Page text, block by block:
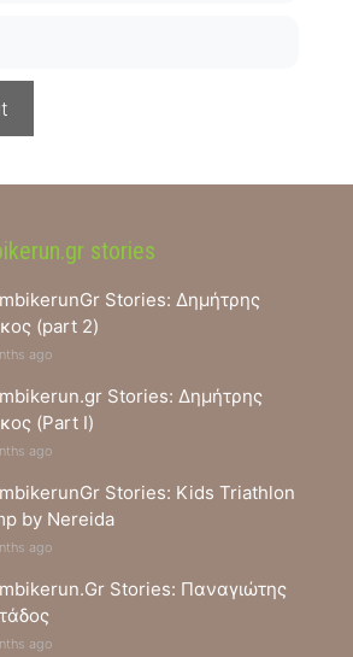
stories
Stories: Δημήτρης
(part 2)
ago
Stories: Δημήτρης
(Part I)
ago
Stories: Kids Triathlon
by Nereida
ago
Stories: Παναγιώτης
ago